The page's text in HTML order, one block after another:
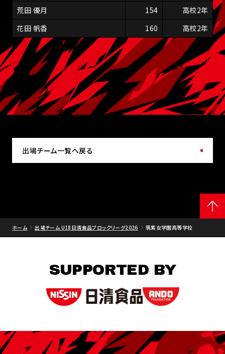
荒田 優月
154
高校2年
花田 帆香
160 高校2年
出場チーム一覧へ戻る
ホーム 出場チーム U18日清食品ブロックリーグ2026 筑紫女学園高等学校
SUPPORTED BY